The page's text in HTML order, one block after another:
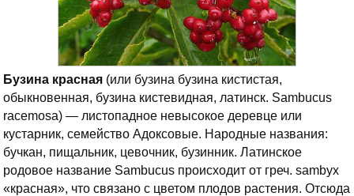
Бузина красная (или бузина бузина кистистая,
обыкновенная, бузина кистевидная, латинск. Sambucus
racemosa) — листопадное невысокое деревце или
кустарник, семейство Адоксовые. Народные названия:
бучкан, пищальник, цевочник, бузинник. Латинское
родовое название Sambucus происходит от греч. sambyx
«красная», что связано с цветом плодов растения. Отсюда